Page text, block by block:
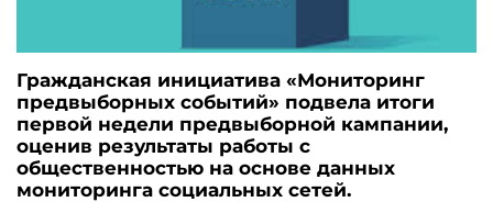
Гражданская инициатива «Мониторинг
предвыборных событий» подвела итоги
первой недели предвыборной кампании,
оценив результаты работы с
общественностью на основе данных
мониторинга социальных сетей.